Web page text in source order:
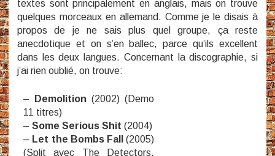
textes sont principalement en anglais, mais on trouve
quelques morceaux en allemand. Comme je le disais à
propos de je ne sais plus quel groupe, ça reste
anecdotique et on s’en ballec, parce qu’ils excellent
dans les deux langues. Concernant la discographie, si
j’ai rien oublié, on trouve:
– Demolition (2002) (Demo
11 titres)
– Some Serious Shit (2004)
– Let the Bombs Fall
(2005)
(Split avec The Detectors,